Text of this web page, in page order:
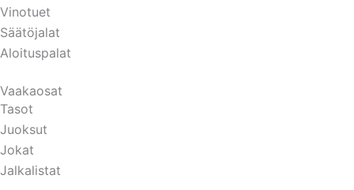
Vinotuet
Säätöjalat
Aloituspalat
Vaakaosat
Tasot
Juoksut
Jokat
Jalkalistat